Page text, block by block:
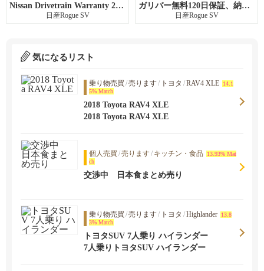
Nissan Drivetrain Warranty 21 months or 26,374 miles
日産Rogue SV
ガリバー無料120日保証、納車前点検整備
日産Rogue SV
気になるリスト
乗り物売買 /売ります/ トヨタ /RAV4 XLE
14.1
5% Match
2018 Toyota RAV4 XLE
2018 Toyota RAV4 XLE
個人売買 /売ります/ キッチン・食品
13.93% Mat
ch
交渉中 日本食まとめ売り
乗り物売買 /売ります/ トヨタ /Highlander
13.8
3% Match
トヨタSUV 7人乗り ハイランダー
7人乗りトヨタSUV ハイランダー